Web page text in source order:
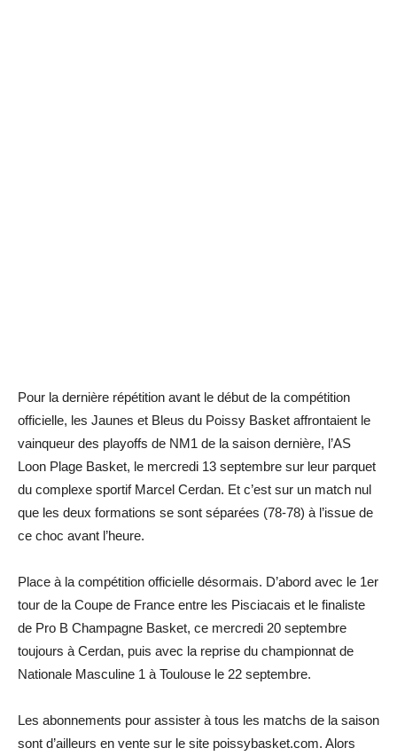
Pour la dernière répétition avant le début de la compétition
officielle, les Jaunes et Bleus du Poissy Basket affrontaient le
vainqueur des playoffs de NM1 de la saison dernière, l’AS
Loon Plage Basket, le mercredi 13 septembre sur leur parquet
du complexe sportif Marcel Cerdan. Et c’est sur un match nul
que les deux formations se sont séparées (78-78) à l’issue de
ce choc avant l’heure.
Place à la compétition officielle désormais. D’abord avec le 1er
tour de la Coupe de France entre les Pisciacais et le finaliste
de Pro B Champagne Basket, ce mercredi 20 septembre
toujours à Cerdan, puis avec la reprise du championnat de
Nationale Masculine 1 à Toulouse le 22 ­septembre.
Les abonnements pour assister à tous les matchs de la saison
sont d’ailleurs en vente sur le site poissybasket.com. Alors